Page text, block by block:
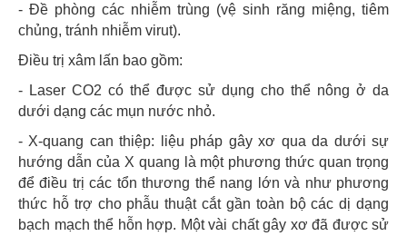
- Đề phòng các nhiễm trùng (vệ sinh răng miệng, tiêm
chủng, tránh nhiễm virut).
Điều trị xâm lấn bao gồm:
- Laser CO2 có thể được sử dụng cho thể nông ở da
dưới dạng các mụn nước nhỏ.
- X-quang can thiệp: liệu pháp gây xơ qua da dưới sự
hướng dẫn của X quang là một phương thức quan trọng
để điều trị các tổn thương thể nang lớn và như phương
thức hỗ trợ cho phẫu thuật cắt gần toàn bộ các dị dạng
bạch mạch thể hỗn hợp. Một vài chất gây xơ đã được sử